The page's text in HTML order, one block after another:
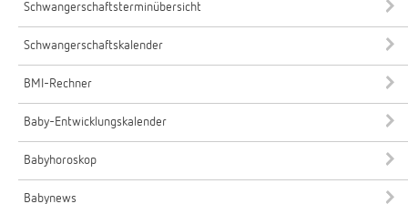
Schwangerschaftsterminübersicht
Schwangerschaftskalender
BMI-Rechner
Baby-Entwicklungskalender
Babyhoroskop
Babynews